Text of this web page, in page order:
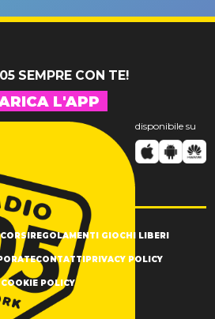
SEMPRE CON TE!
L'APP
disponibile su
REGOLAMENTI GIOCHI LIBERI
CONTATTI PRIVACY POLICY
COOKIE POLICY